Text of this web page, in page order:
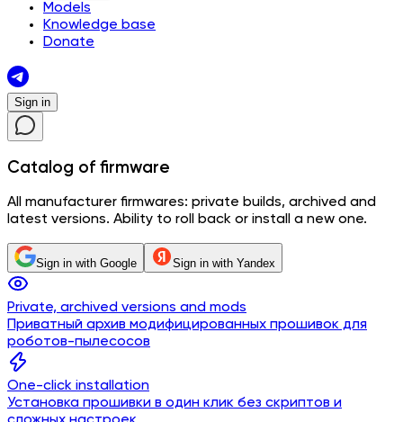
Models
Knowledge base
Donate
Sign in
Catalog of firmware
All manufacturer firmwares: private builds, archived and
latest versions. Ability to roll back or install a new one.
Sign in with Google Sign in with Yandex
Private, archived versions and mods
Приватный архив модифицированных прошивок для
роботов-пылесосов
One-click installation
Установка прошивки в один клик без скриптов и